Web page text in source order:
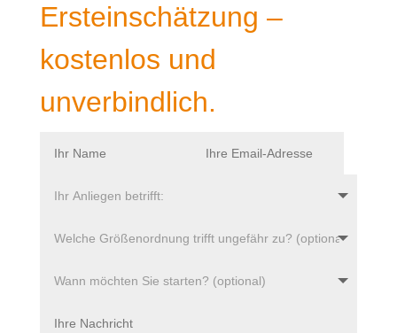
Ersteinschätzung –
kostenlos und
unverbindlich.